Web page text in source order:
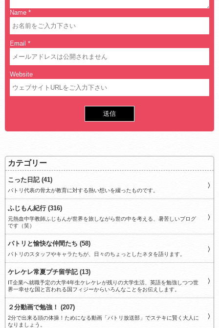
Name *
Email *
Website
カテゴリー
こった日記 (41)
パトリ代表の骨太が教育に対する熱い想いを綴ったものです。
ふじもん紀行 (316)
元熱血中学教師ふじもんが世界を旅しながら世の中を考える、暑苦しいブログ
です（笑）
パトリと愉快な仲間たち (58)
パトリのスタッフやキャラたちが、日々のちょっとしたネタを語ります。
ケレケレ常夏プチ留学記 (13)
IT企業へ就職予定の大学4年生ケレケレが残りの大学生活、英語を勉強しつつ世
界一幸せな国と言われる国フィジーからいろんなことをお伝えします。
２分動画で勉強！ (207)
2分で出来る頭の体操！ためになる動画「パトリ放送部」でステキに賢く大人に
なりましょう。